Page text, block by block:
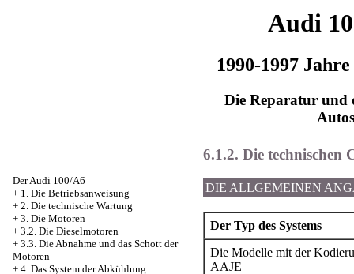
Audi
1990-1997
Die Reparatur und
Autos
Der Audi 100/A6
+ 1. Die Betriebsanweisung
+ 2. Die technische Wartung
+ 3. Die Motoren
+ 3.2. Die Dieselmotoren
+ 3.3. Die Abnahme und das Schott der
Motoren
+ 4. Das System der Abkühlung
6.1.2. Die technischen
DIE ALLGEMEINEN
Der Typ des Systems
Die Modelle mit der
AAJE